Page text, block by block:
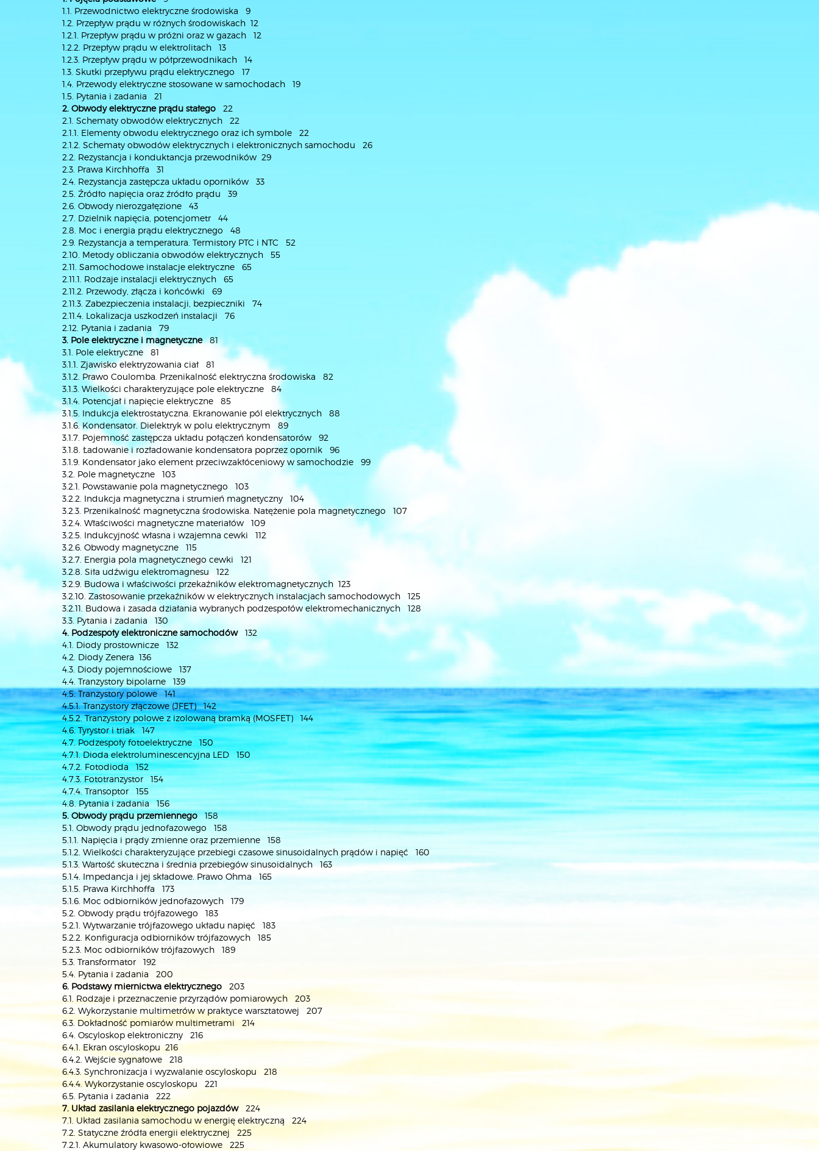
1.1. Przewodnictwo elektryczne środowiska 9
1.2. Przepływ prądu w różnych środowiskach 12
1.2.1. Przepływ prądu w próżni oraz w gazach 12
1.2.2. Przepływ prądu w elektrolitach 13
1.2.3. Przepływ prądu w półprzewodnikach 14
1.3. Skutki przepływu prądu elektrycznego 17
1.4. Przewody elektryczne stosowane w samochodach 19
1.5. Pytania i zadania 21
2. Obwody elektryczne prądu stałego 22
2.1. Schematy obwodów elektrycznych 22
2.1.1. Elementy obwodu elektrycznego oraz ich symbole 22
2.1.2. Schematy obwodów elektrycznych i elektronicznych samochodu 26
2.2. Rezystancja i konduktancja przewodników 29
2.3. Prawa Kirchhoffa 31
2.4. Rezystancja zastępcza układu oporników 33
2.5. Źródło napięcia oraz źródło prądu 39
2.6. Obwody nierozgałęzione 43
2.7. Dzielnik napięcia, potencjometr 44
2.8. Moc i energia prądu elektrycznego 48
2.9. Rezystancja a temperatura. Termistory PTC i NTC 52
2.10. Metody obliczania obwodów elektrycznych 55
2.11. Samochodowe instalacje elektryczne 65
2.11.1. Rodzaje instalacji elektrycznych 65
2.11.2. Przewody, złącza i końcówki 69
2.11.3. Zabezpieczenia instalacji, bezpieczniki 74
2.11.4. Lokalizacja uszkodzeń instalacji 76
2.12. Pytania i zadania 79
3. Pole elektryczne i magnetyczne81
3.1. Pole elektryczne 81
3.1.1. Zjawisko elektryzowania ciał 81
3.1.2. Prawo Coulomba. Przenikalność elektryczna środowiska 82
3.1.3. Wielkości charakteryzujące pole elektryczne 84
3.1.4. Potencjał i napięcie elektryczne 85
3.1.5. Indukcja elektrostatyczna. Ekranowanie pól elektrycznych 88
3.1.6. Kondensator. Dielektryk w polu elektrycznym 89
3.1.7. Pojemność zastępcza układu połączeń kondensatorów 92
3.1.8. Ładowanie i rozładowanie kondensatora poprzez opornik 96
3.1.9. Kondensator jako element przeciwzakłóceniowy w samochodzie 99
3.2. Pole magnetyczne 103
3.2.1. Powstawanie pola magnetycznego 103
3.2.2. Indukcja magnetyczna i strumień magnetyczny 104
3.2.3. Przenikalność magnetyczna środowiska. Natężenie pola magnetycznego 107
3.2.4. Właściwości magnetyczne materiałów 109
3.2.5. Indukcyjność własna i wzajemna cewki 112
3.2.6. Obwody magnetyczne 115
3.2.7. Energia pola magnetycznego cewki 121
3.2.8. Siła udźwigu elektromagnesu 122
3.2.9. Budowa i właściwości przekaźników elektromagnetycznych 123
3.2.10. Zastosowanie przekaźników w elektrycznych instalacjach samochodowych 125
3.2.11. Budowa i zasada działania wybranych podzespołów elektromechanicznych 128
3.3. Pytania i zadania 130
4. Podzespoły elektroniczne samochodów132
4.1. Diody prostownicze 132
4.2. Diody Zenera 136
4.3. Diody pojemnościowe 137
4.4. Tranzystory bipolarne 139
4.5. Tranzystory polowe 141
4.5.1. Tranzystory złączowe (JFET) 142
4.5.2. Tranzystory polowe z izolowaną bramką (MOSFET) 144
4.6. Tyrystor i triak 147
4.7. Podzespoły fotoelektryczne 150
4.7.1. Dioda elektroluminescencyjna LED 150
4.7.2. Fotodioda 152
4.7.3. Fototranzystor 154
4.7.4. Transoptor 155
4.8. Pytania i zadania 156
5. Obwody prądu przemiennego158
5.1. Obwody prądu jednofazowego 158
5.1.1. Napięcia i prądy zmienne oraz przemienne 158
5.1.2. Wielkości charakteryzujące przebiegi czasowe sinusoidalnych prądów i napięć 160
5.1.3. Wartość skuteczna i średnia przebiegów sinusoidalnych 163
5.1.4. Impedancja i jej składowe. Prawo Ohma 165
5.1.5. Prawa Kirchhoffa 173
5.1.6. Moc odbiorników jednofazowych 179
5.2. Obwody prądu trójfazowego 183
5.2.1. Wytwarzanie trójfazowego układu napięć 183
5.2.2. Konfiguracja odbiorników trójfazowych 185
5.2.3. Moc odbiorników trójfazowych 189
5.3. Transformator 192
5.4. Pytania i zadania 200
6. Podstawy miernictwa elektrycznego 203
6.1. Rodzaje i przeznaczenie przyrządów pomiarowych 203
6.2. Wykorzystanie multimetrów w praktyce warsztatowej 207
6.3. Dokładność pomiarów multimetrami 214
6.4. Oscyloskop elektroniczny 216
6.4.1. Ekran oscyloskopu 216
6.4.2. Wejście sygnałowe 218
6.4.3. Synchronizacja i wyzwalanie oscyloskopu 218
6.4.4. Wykorzystanie oscyloskopu 221
6.5. Pytania i zadania 222
7. Układ zasilania elektrycznego pojazdów224
7.1. Układ zasilania samochodu w energię elektryczną 224
7.2. Statyczne źródła energii elektrycznej 225
7.2.1. Akumulatory kwasowo-ołowiowe 225